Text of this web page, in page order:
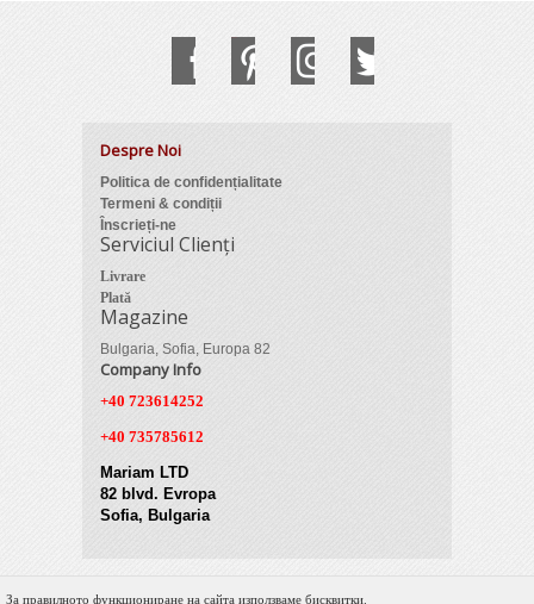
Despre Noi
Politica de confidențialitate
Termeni & condiții
Înscrieți-ne
Serviciul Clienți
Livrare
Plată
Magazine
Bulgaria, Sofia, Europa 82
Company Info
+40 723614252
+40 735785612
Mariam LTD
82 blvd. Evropa
Sofia, Bulgaria
За правилното функциониране на сайта използваме бисквитки.